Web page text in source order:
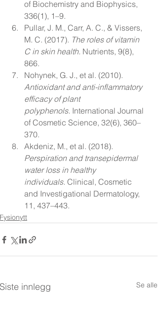
of Biochemistry and Biophysics,
336(1), 1–9.
Pullar, J. M., Carr, A. C., & Vissers,
M. C. (2017). The roles of vitamin
C in skin health. Nutrients, 9(8),
866.
Nohynek, G. J., et al. (2010).
Antioxidant and anti-inflammatory
efficacy of plant
polyphenols. International Journal
of Cosmetic Science, 32(6), 360–
370.
Akdeniz, M., et al. (2018).
Perspiration and transepidermal
water loss in healthy
individuals. Clinical, Cosmetic
and Investigational Dermatology,
11, 437–443.
Fysionytt
Siste innlegg Se alle